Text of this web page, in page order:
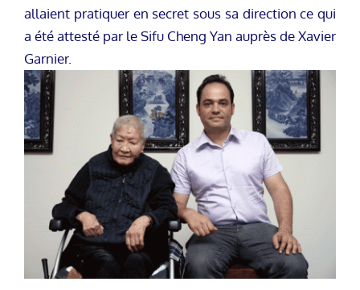
allaient pratiquer en secret sous sa direction ce qui
a été attesté par le Sifu Cheng Yan auprès de Xavier
Garnier.